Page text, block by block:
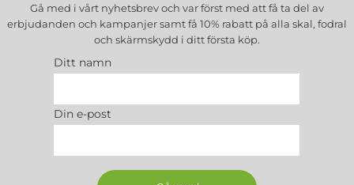
Gå med i vårt nyhetsbrev och var först med att få ta del av
erbjudanden och kampanjer samt få 10% rabatt på alla skal, fodral
och skärmskydd i ditt första köp.
Ditt namn
Din e-post